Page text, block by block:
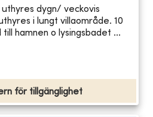
uthyres dygn/ veckovis
i lungt villaområde. 10
hamnen o lysingsbadet ...
för tillgänglighet